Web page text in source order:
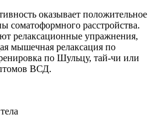
оказывает положительное
соматоформного расстройства.
релаксационные упражнения,
мышечная релаксация по
по Шульцу, тай-чи или
ВСД.